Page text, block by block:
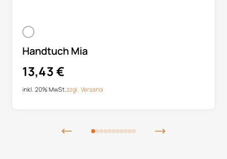
Handtuch Mia
13,43€
inkl. 20% MwSt.zzgl. Versand